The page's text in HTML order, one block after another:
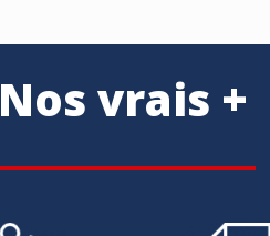
Nos vrais +